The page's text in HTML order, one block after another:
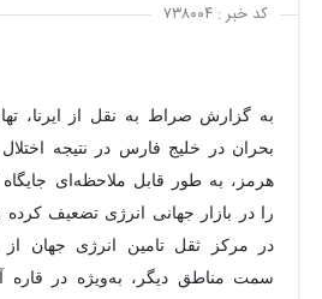
کد خبر : ۷۳۸۰۰۴
به گزارش صراط به نقل از ایرنا،
بحران در خلیج فارس در نتیجه اختلال
هرمز، به طور قابل ملاحظه‌ای
را در بازار جهانی انرژی تضعیف کرده
در مرکز ثقل تامین انرژی جهان
سمت مناطق دیگر، به‌ویژه در قاره